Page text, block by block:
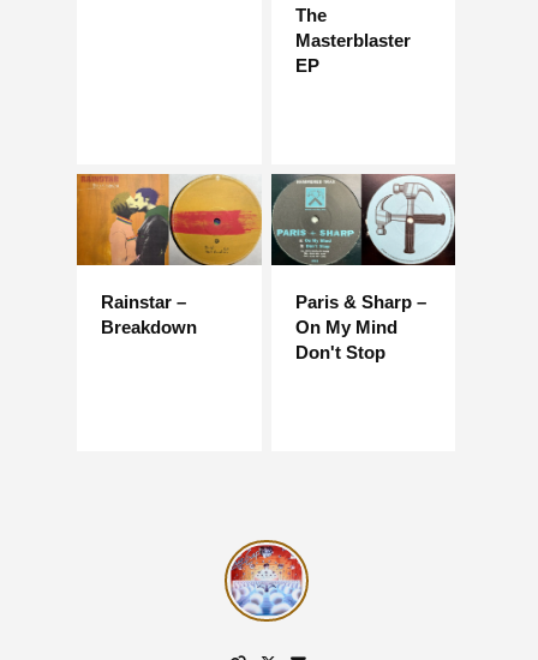
The
Masterblaster
EP
Rainstar –
Breakdown
Paris & Sharp –
On My Mind
Don't Stop